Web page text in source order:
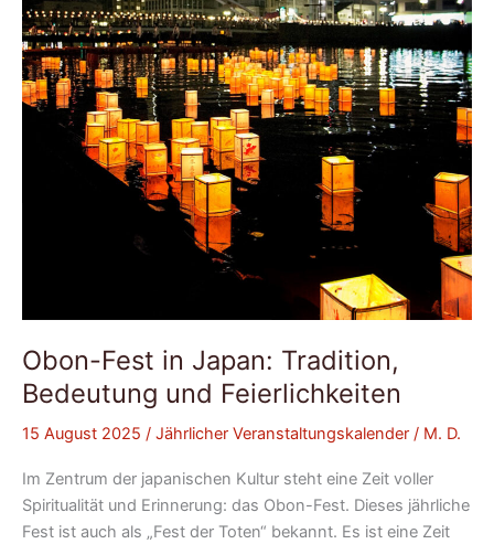
Obon-Fest in Japan: Tradition,
Bedeutung und Feierlichkeiten
15 August 2025 / Jährlicher Veranstaltungskalender / M. D.
Im Zentrum der japanischen Kultur steht eine Zeit voller
Spiritualität und Erinnerung: das Obon-Fest. Dieses jährliche
Fest ist auch als „Fest der Toten“ bekannt. Es ist eine Zeit
Bedeutung
und
Feierlichkeiten